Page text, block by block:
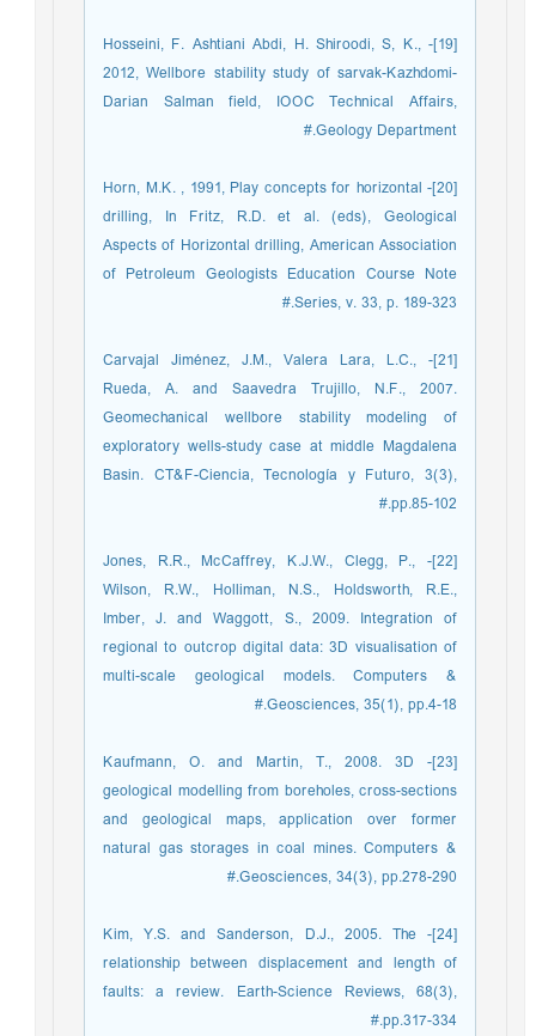
[19]- Hosseini, F. Ashtiani Abdi, H. Shiroodi, S, K.,
2012, Wellbore stability study of sarvak-Kazhdomi-
Darian Salman field, IOOC Technical Affairs,
Geology Department.#
[20]- Horn, M.K. , 1991, Play concepts for horizontal
drilling, In Fritz, R.D. et al. (eds), Geological
Aspects of Horizontal drilling, American Association
of Petroleum Geologists Education Course Note
Series, v. 33, p. 189-323.#
[21]- Carvajal Jiménez, J.M., Valera Lara, L.C.,
Rueda, A. and Saavedra Trujillo, N.F., 2007.
Geomechanical wellbore stability modeling of
exploratory wells-study case at middle Magdalena
Basin. CT&F-Ciencia, Tecnología y Futuro, 3(3),
pp.85-102.#
[22]- Jones, R.R., McCaffrey, K.J.W., Clegg, P.,
Wilson, R.W., Holliman, N.S., Holdsworth, R.E.,
Imber, J. and Waggott, S., 2009. Integration of
regional to outcrop digital data: 3D visualisation of
multi-scale geological models. Computers &
Geosciences, 35(1), pp.4-18.#
[23]- Kaufmann, O. and Martin, T., 2008. 3D
geological modelling from boreholes, cross-sections
and geological maps, application over former
natural gas storages in coal mines. Computers &
Geosciences, 34(3), pp.278-290.#
[24]- Kim, Y.S. and Sanderson, D.J., 2005. The
relationship between displacement and length of
faults: a review. Earth-Science Reviews, 68(3),
pp.317-334.#